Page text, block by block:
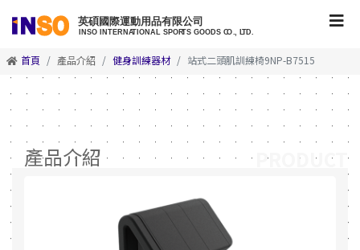
首頁 產品介紹 健身訓練器材 站式二頭肌訓練椅9NP-B7515
產品介紹 PRODUCT